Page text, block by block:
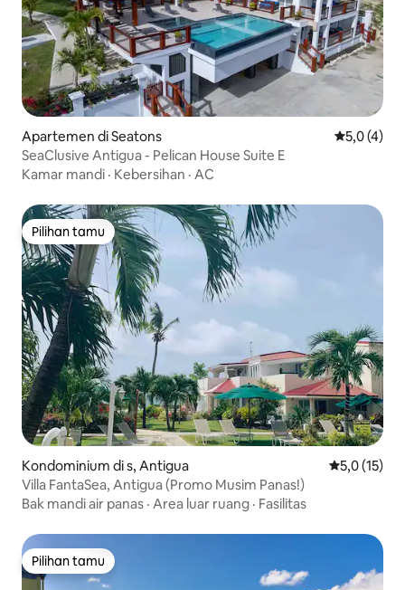
Apartemen di Seatons Nilai rata-
5,0 (4)
SeaClusive Antigua - Pelican House Suite E
Kamar mandi · Kebersihan · AC
Pilihan tamu
Pilihan tamu
Kondominium di s, Antigua Nilai rata-
5,0 (15)
Villa FantaSea, Antigua (Promo Musim Panas!)
Bak mandi air panas · Area luar ruang · Fasilitas
Pilihan tamu
Pilihan tamu